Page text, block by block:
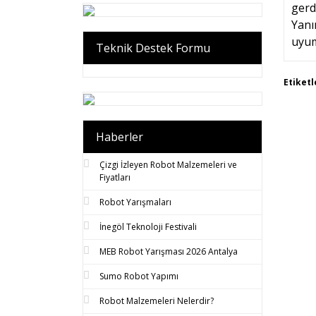
Teknik Destek Formu
Haberler
Çizgi İzleyen Robot Malzemeleri ve
Fiyatları
Robot Yarışmaları
İnegöl Teknoloji Festivali
MEB Robot Yarışması 2026 Antalya
Sumo Robot Yapımı
Robot Malzemeleri Nelerdir?
Bu